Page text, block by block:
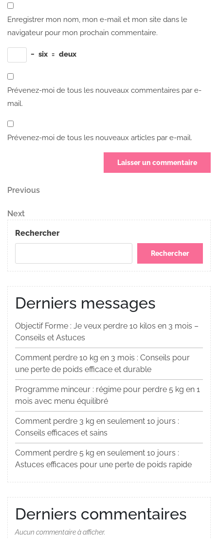
Enregistrer mon nom, mon e-mail et mon site dans le
navigateur pour mon prochain commentaire.
− six = deux
Prévenez-moi de tous les nouveaux commentaires par e-
mail.
Prévenez-moi de tous les nouveaux articles par e-mail.
Navigation
de
l’article
Previous
Previous
Next
Post
Next
Rechercher
Rechercher
Derniers messages
Objectif Forme : Je veux perdre 10 kilos en 3 mois –
Conseils et Astuces
Comment perdre 10 kg en 3 mois : Conseils pour
une perte de poids efficace et durable
Programme minceur : régime pour perdre 5 kg en 1
mois avec menu équilibré
Comment perdre 3 kg en seulement 10 jours :
Conseils efficaces et sains
Comment perdre 5 kg en seulement 10 jours :
Astuces efficaces pour une perte de poids rapide
Derniers commentaires
Aucun commentaire à afficher.